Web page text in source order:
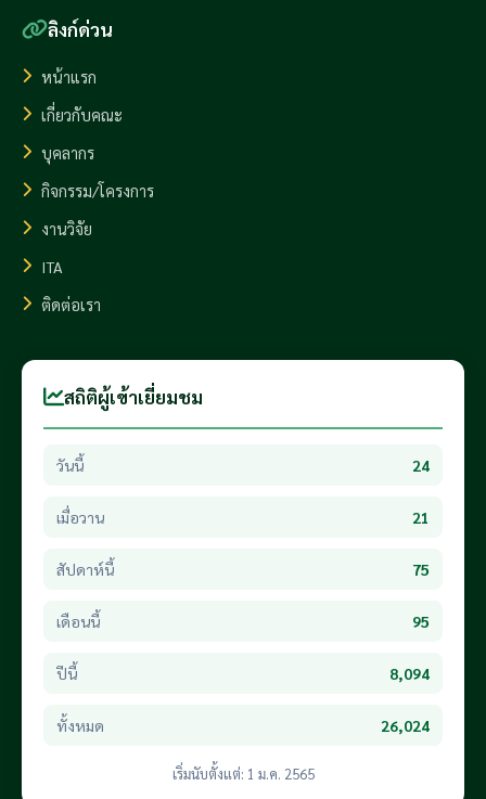
ลิงก์ด่วน
หน้าแรก
เกี่ยวกับคณะ
บุคลากร
กิจกรรม/โครงการ
งานวิจัย
ITA
ติดต่อเรา
สถิติผู้เข้าเยี่ยมชม
วันนี้ 24
เมื่อวาน 21
สัปดาห์นี้ 75
เดือนนี้ 95
ปีนี้ 8,094
ทั้งหมด 26,024
เริ่มนับตั้งแต่: 1 ม.ค. 2565